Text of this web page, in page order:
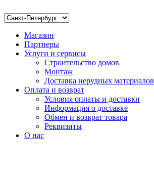
Магазин
Партнеры
Услуги и сервисы
Строительство домов
Монтаж
Доставка нерудных материалов
Оплата и возврат
Условия оплаты и доставки
Информация о доставке
Обмен и возврат товара
Реквизиты
О нас